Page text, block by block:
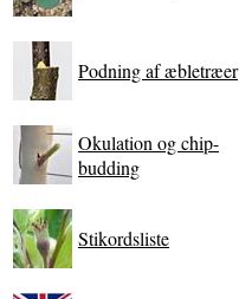
Podning af æbletræer
Okulation og chip-
budding
Stikordsliste